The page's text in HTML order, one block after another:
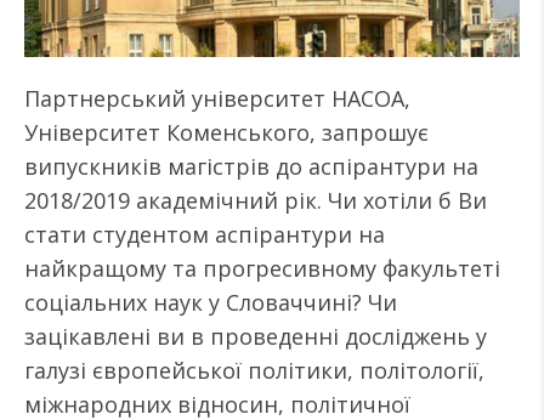
Партнерський університет НАСОА,
Університет Коменського, запрошує
випускників магістрів до аспірантури на
2018/2019 академічний рік. Чи хотіли б Ви
стати студентом аспірантури на
найкращому та прогресивному факультеті
соціальних наук у Словаччині? Чи
зацікавлені ви в проведенні досліджень у
галузі європейської політики, політології,
міжнародних відносин, політичної